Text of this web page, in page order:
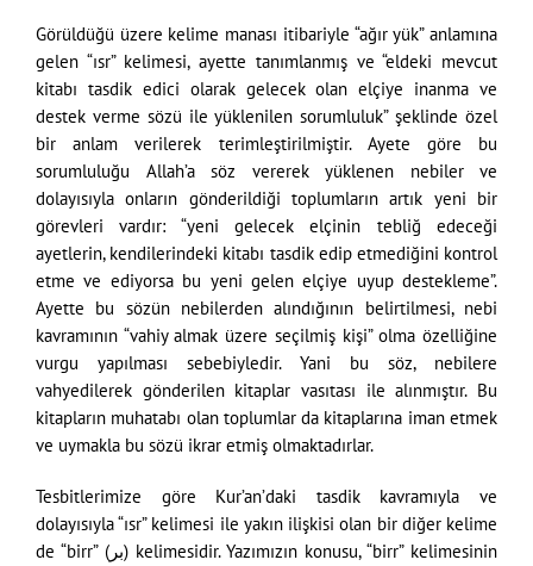
Görüldüğü üzere kelime manası itibariyle “ağır yük” anlamına
gelen “ısr” kelimesi, ayette tanımlanmış ve “eldeki mevcut
kitabı tasdik edici olarak gelecek olan elçiye inanma ve
destek verme sözü ile yüklenilen sorumluluk” şeklinde özel
bir anlam verilerek terimleştirilmiştir. Ayete göre bu
sorumluluğu Allah’a söz vererek yüklenen nebiler ve
dolayısıyla onların gönderildiği toplumların artık yeni bir
görevleri vardır: “yeni gelecek elçinin tebliğ edeceği
ayetlerin, kendilerindeki kitabı tasdik edip etmediğini kontrol
etme ve ediyorsa bu yeni gelen elçiye uyup destekleme”.
Ayette bu sözün nebilerden alındığının belirtilmesi, nebi
kavramının “vahiy almak üzere seçilmiş kişi” olma özelliğine
vurgu yapılması sebebiyledir. Yani bu söz, nebilere
vahyedilerek gönderilen kitaplar vasıtası ile alınmıştır. Bu
kitapların muhatabı olan toplumlar da kitaplarına iman etmek
ve uymakla bu sözü ikrar etmiş olmaktadırlar.
Tesbitlerimize göre Kur’an’daki tasdik kavramıyla ve
dolayısıyla “ısr” kelimesi ile yakın ilişkisi olan bir diğer kelime
de “birr” (بر) kelimesidir. Yazımızın konusu, “birr” kelimesinin